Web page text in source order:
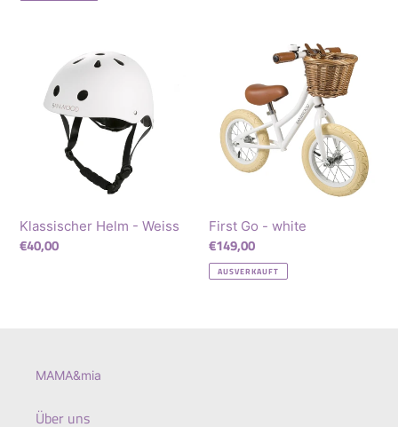
Weiss
Klassischer Helm - Weiss
Normaler
€40,00
white
First Go - white
Normaler
Preis
€149,00
AUSVERKAUFT
MAMA&mia
Über uns